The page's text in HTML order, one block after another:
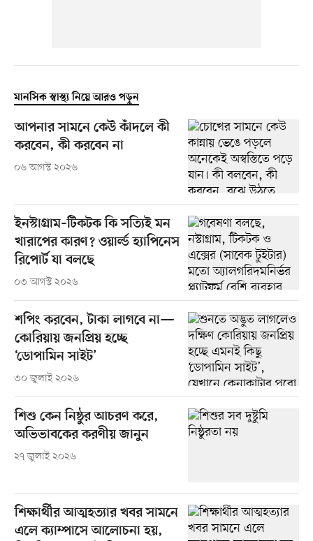
মানসিক স্বাস্থ্য নিয়ে আরও পড়ুন
আপনার সামনে কেউ কাঁদলে কী
করবেন, কী করবেন না
০৬ আগস্ট ২০২৬
ইনস্টাগ্রাম–টিকটক কি সত্যিই মন
খারাপের কারণ? ওয়ার্ল্ড হ্যাপিনেস
রিপোর্ট যা বলছে
০৩ আগস্ট ২০২৬
শপিং করবেন, টাকা লাগবে না—
কোরিয়ায় জনপ্রিয় হচ্ছে
‘ডোপামিন সাইট’
৩০ জুলাই ২০২৬
শিশু কেন নিষ্ঠুর আচরণ করে,
অভিভাবকের করণীয় জানুন
২৭ জুলাই ২০২৬
শিক্ষার্থীর আত্মহত্যার খবর সামনে
এলে ক্যাম্পাসে আলোচনা হয়,